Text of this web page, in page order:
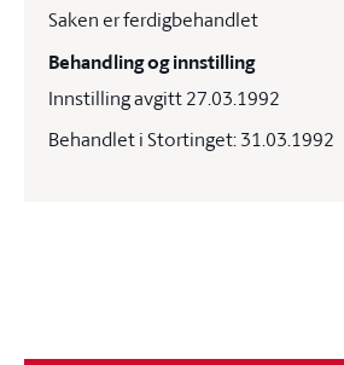
Saken er ferdigbehandlet
Behandling og innstilling
Innstilling avgitt 27.03.1992
Behandlet i Stortinget: 31.03.1992